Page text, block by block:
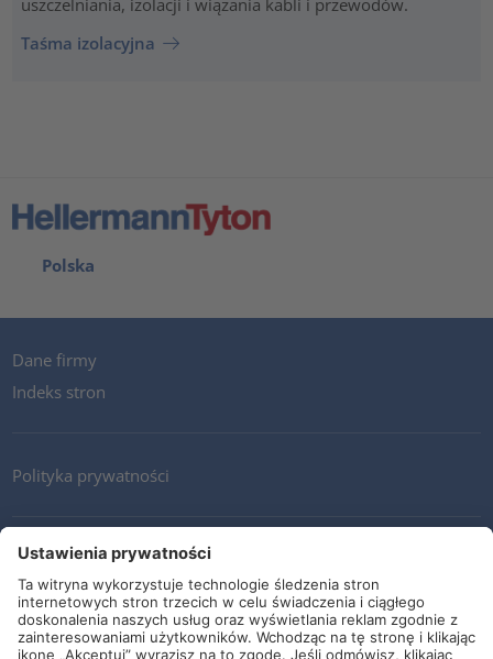
Taśma izolacyjna
Polska
Dane firmy
Indeks stron
Polityka prywatności
Kontakt
Newsletter